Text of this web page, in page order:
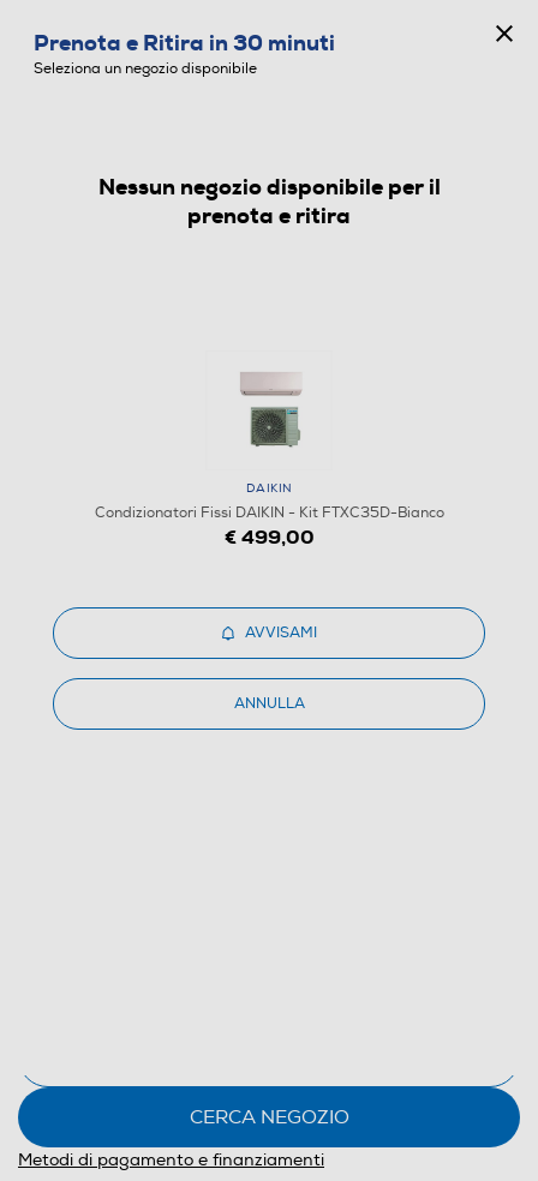
CONDIZIONATORI FISSI
/ 1
DAIKIN - Kit FTXC35D-Bianco
CERCA NEGOZIO
Metodi di pagamento e finanziamenti
Prenota e Ritira in 30 minuti
Seleziona un negozio disponibile
Nessun negozio disponibile per il
prenota e ritira
DAIKIN
Condizionatori Fissi DAIKIN - Kit FTXC35D-Bianco
€ 499,00
AVVISAMI
ANNULLA